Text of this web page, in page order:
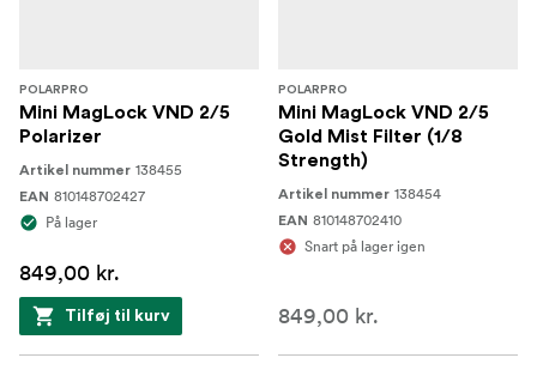
POLARPRO
Mini MagLock VND 2/5
Polarizer
Artikel nummer 138455
EAN 810148702427
På lager
849,00 kr.
Tilføj til kurv
POLARPRO
Mini MagLock VND 2/5
Gold Mist Filter (1/8
Strength)
Artikel nummer 138454
EAN 810148702410
Snart på lager igen
849,00 kr.